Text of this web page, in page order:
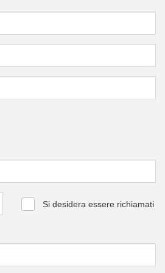
Si desidera essere richiamati